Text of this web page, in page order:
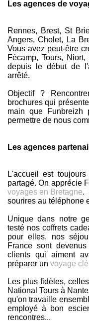
Les agences de
Rennes, Brest, St
Angers, Cholet, La
Vous avez peut-être
Fécamp, Tours,
depuis le début de
arrêté.
Objectif ?
brochures qui
main que Funbreizh
permettre de nous
Les agences
L'accueil est
partagé. On apprécie
voyages en Bretagne.
sourires au téléphone
Unique dans notre
testé nos coffrets
pour elles, nos
France sont
clients qui aiment
préparer un voyage
Les plus fidèles,
National Tours à
qu'on travaille
employé à bon
rencontres...